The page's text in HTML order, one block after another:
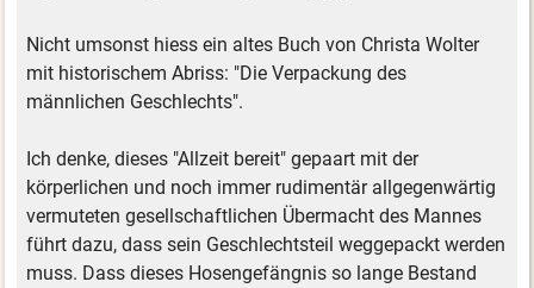
Nicht umsonst hiess ein altes Buch von Christa Wolter
mit historischem Abriss: "Die Verpackung des
männlichen Geschlechts".
Ich denke, dieses "Allzeit bereit" gepaart mit der
körperlichen und noch immer rudimentär allgegenwärtig
vermuteten gesellschaftlichen Übermacht des Mannes
führt dazu, dass sein Geschlechtsteil weggepackt werden
muss. Dass dieses Hosengefängnis so lange Bestand